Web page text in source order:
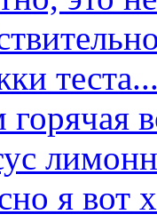
я вот